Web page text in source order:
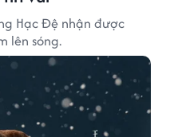
Hạc Đệ nhận được
lên sóng.